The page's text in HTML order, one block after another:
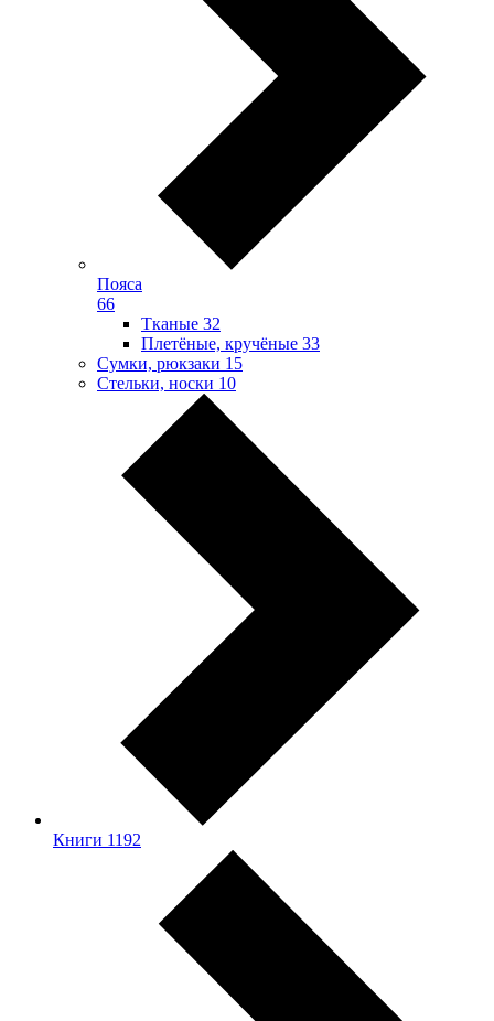
Пояса
66
Тканые 32
Плетёные, кручёные 33
Сумки, рюкзаки 15
Стельки, носки 10
Книги 1192